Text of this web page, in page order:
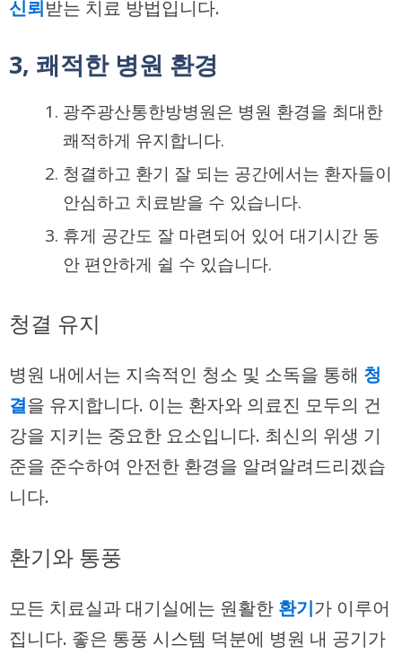
신뢰받는 치료 방법입니다.
3, 쾌적한 병원 환경
광주광산통한방병원은 병원 환경을 최대한
쾌적하게 유지합니다.
청결하고 환기 잘 되는 공간에서는 환자들이
안심하고 치료받을 수 있습니다.
휴게 공간도 잘 마련되어 있어 대기시간 동
안 편안하게 쉴 수 있습니다.
청결 유지
병원 내에서는 지속적인 청소 및 소독을 통해 청
결을 유지합니다. 이는 환자와 의료진 모두의 건
강을 지키는 중요한 요소입니다. 최신의 위생 기
준을 준수하여 안전한 환경을 알려알려드리겠습
니다.
환기와 통풍
모든 치료실과 대기실에는 원활한 환기가 이루어
집니다. 좋은 통풍 시스템 덕분에 병원 내 공기가